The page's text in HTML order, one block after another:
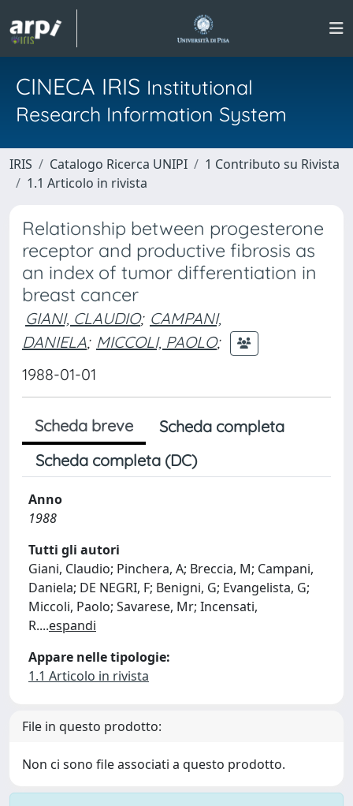
CINECA IRIS Institutional
Research Information System
IRIS Catalogo Ricerca UNIPI
1 Contributo su Rivista
1.1 Articolo in rivista
Relationship between progesterone
receptor and productive fibrosis as
an index of tumor differentiation in
breast cancer
GIANI, CLAUDIO; CAMPANI,
DANIELA; MICCOLI, PAOLO;
1988-01-01
Scheda breve
Scheda completa
Scheda completa (DC)
Anno
1988
Tutti gli autori
Giani, Claudio; Pinchera, A; Breccia, M; Campani,
Daniela; DE NEGRI, F; Benigni, G; Evangelista, G;
Miccoli, Paolo; Savarese, Mr; Incensati,
R....espandi
Appare nelle tipologie:
1.1 Articolo in rivista
File in questo prodotto:
Non ci sono file associati a questo prodotto.